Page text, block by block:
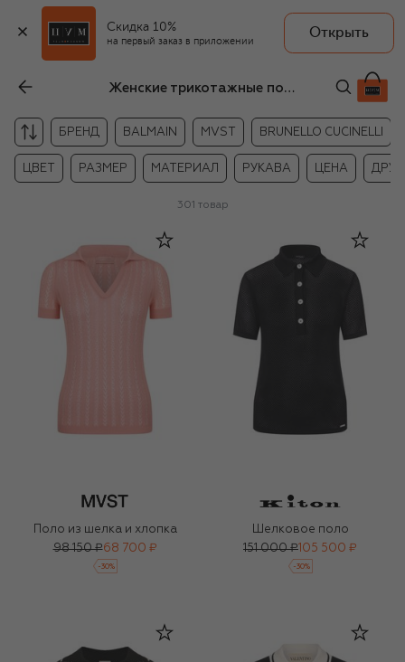
Скидка 10%
на первый заказ в приложении
Открыть
Женские трикотажные поло
БРЕНД BALMAIN MVST BRUNELLO CUCINELLI
ЦВЕТ РАЗМЕР МАТЕРИАЛ РУКАВА ЦЕНА
301 товар
Поло из шелка и хлопка
98 150 ₽68 700 ₽
-30%
Шелковое поло
151 000 ₽ 105 500 ₽
-30%